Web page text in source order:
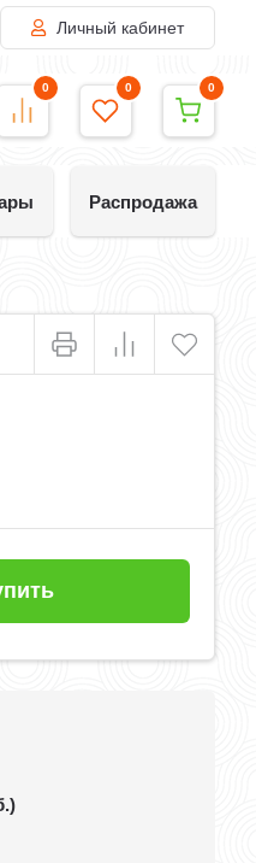
Личный кабинет
0 0 0
Распродажа